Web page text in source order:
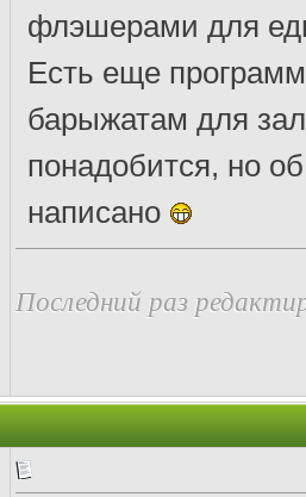
флэшерами для
Есть еще
барыжатам для
понадобится, но
написано
Последний раз